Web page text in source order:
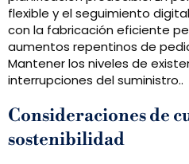
flexible y el seguimiento
con la fabricación eficiente
aumentos repentinos de
Mantener los niveles de
interrupciones del suministro..
Consideraciones de
sostenibilidad